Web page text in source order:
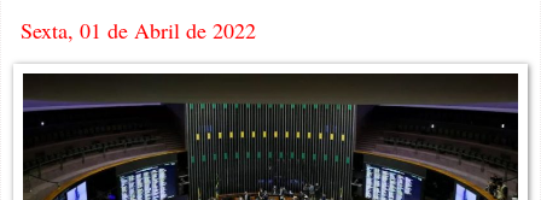
Sexta, 01 de Abril de 2022